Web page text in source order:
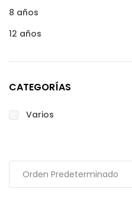
8 años
12 años
CATEGORÍAS
Varios